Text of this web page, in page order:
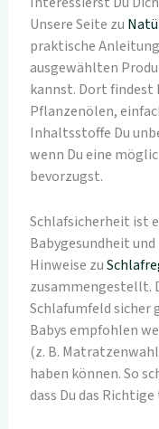
Unsere Seite zu
praktische
ausgewählten
kannst. Dort findest
Pflanzenölen,
Inhaltsstoffe Du
wenn Du eine
bevorzugst.
Schlafsicherheit ist
Babygesundheit
Hinweise zu
zusammengestellt.
Schlafumfeld
Babys empfohlen
(z. B.
haben können. So
dass Du das